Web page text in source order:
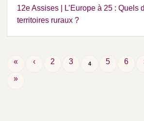
12e Assises | L’Europe à 25 : Quels
territoires ruraux ?
« ‹ 2 3 4 5 6
»